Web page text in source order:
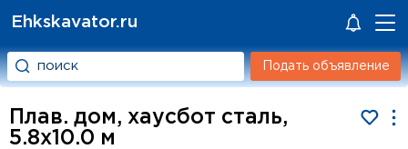
Ehkskavator.ru
Подать объявление
Плав. дом, хаусбот сталь,
5.8x10.0 м